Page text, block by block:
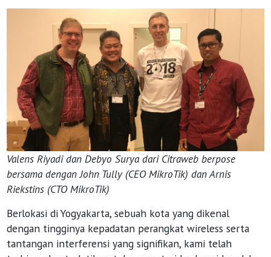
Valens Riyadi dan Debyo Surya dari Citraweb berpose
bersama dengan John Tully (CEO MikroTik) dan Arnis
Riekstins (CTO MikroTik)
Berlokasi di Yogyakarta, sebuah kota yang dikenal
dengan tingginya kepadatan perangkat wireless serta
tantangan interferensi yang signifikan, kami telah